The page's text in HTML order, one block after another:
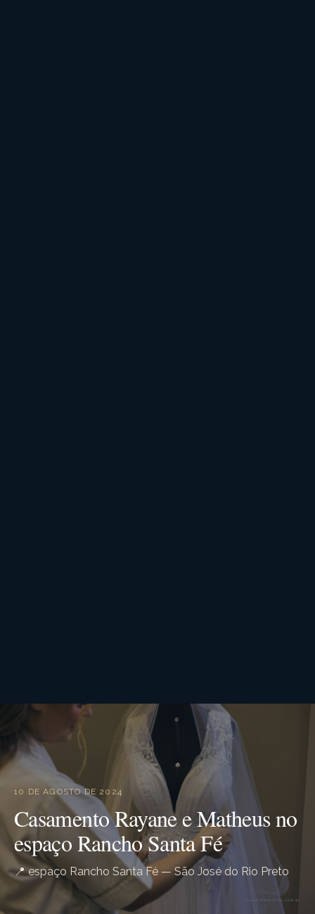
10 DE AGOSTO DE 2024
Casamento Rayane e Matheus no
espaço Rancho Santa Fé
📍 espaço Rancho Santa Fé — São José do Rio Preto